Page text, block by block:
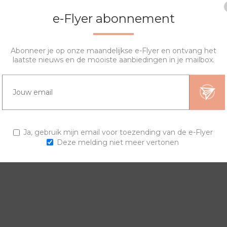
OVERZICHT VRAGEN?
De glinstering in deze sierring geeft het net wat meer zodat
e-Flyer abonnement
Abonneer je op onze maandelijkse e-Flyer en ontvang het
laatste nieuws en de mooiste aanbiedingen in je mailbox.
Ja, gebruik mijn email voor toezending van de e-Flyer
Deze melding niet meer vertonen